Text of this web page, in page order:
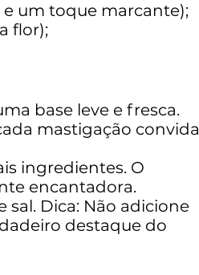
e um toque marcante);
flor);
base leve e fresca.
mastigação convida
ingredientes. O
encantadora.
sal. Dica: Não adicione
destaque do